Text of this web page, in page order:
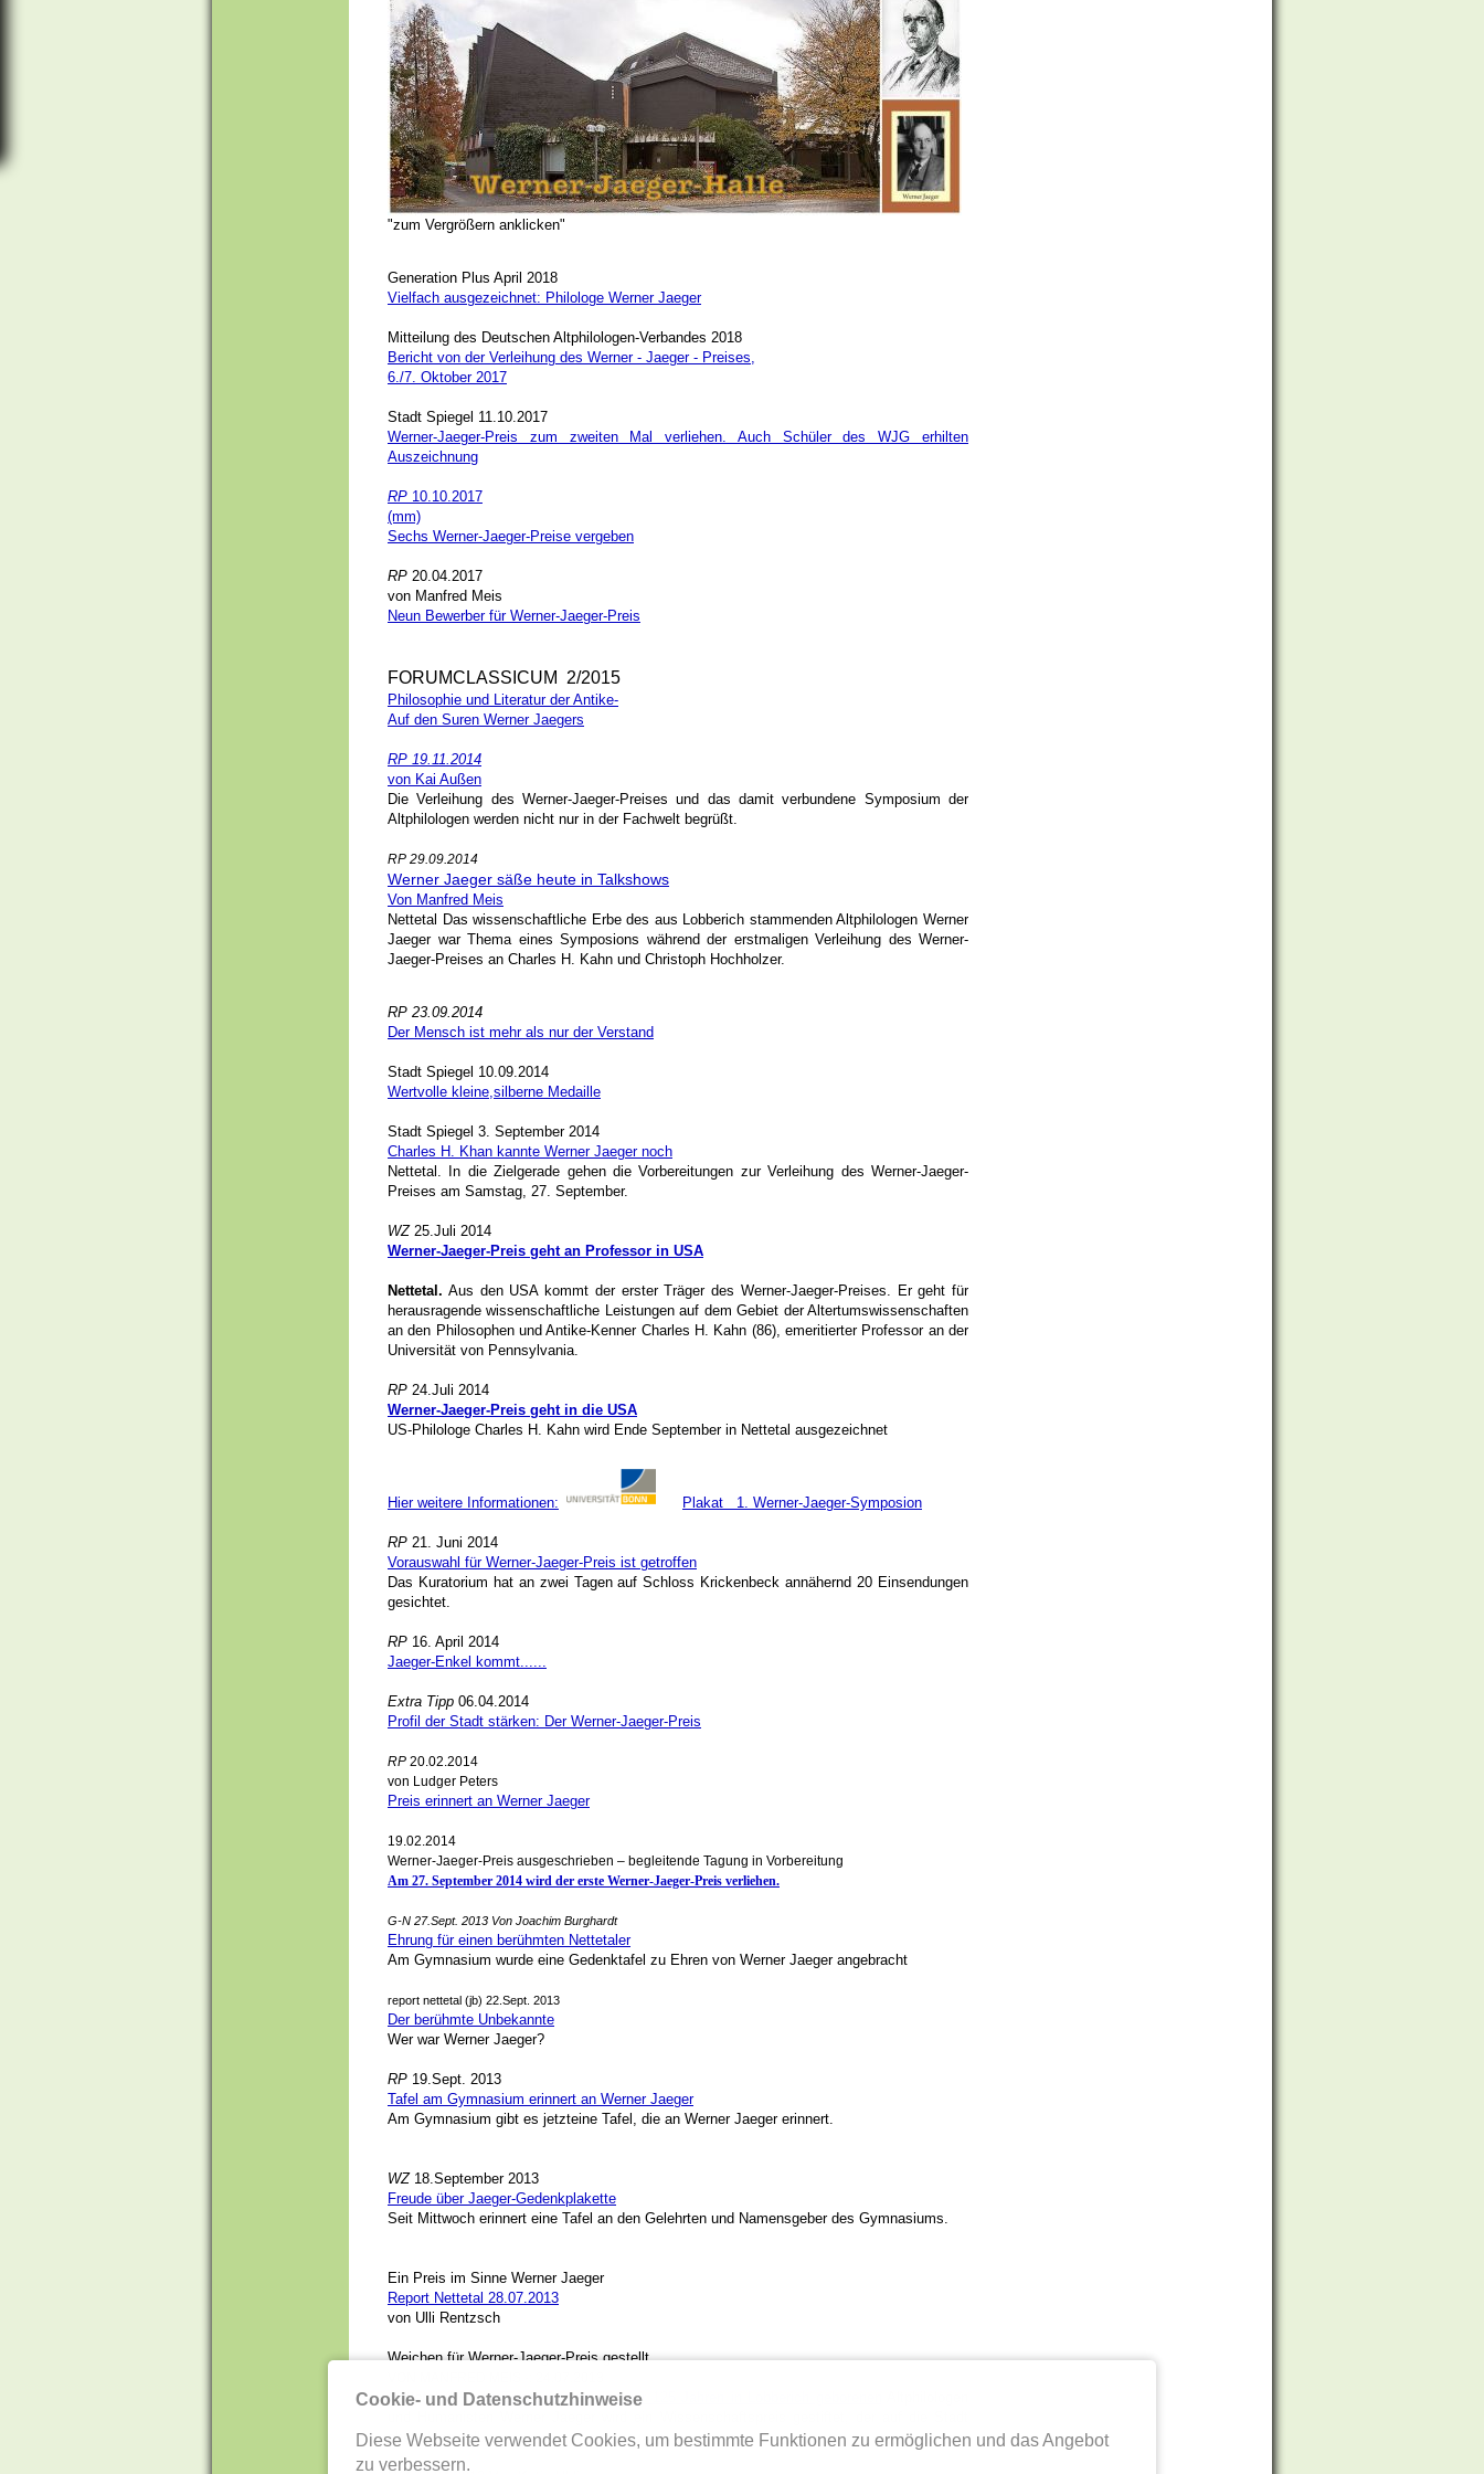
"zum Vergrößern anklicken"
Generation Plus April 2018
Vielfach ausgezeichnet: Philologe Werner Jaeger
Mitteilung des Deutschen Altphilologen-Verbandes 2018
Bericht von der Verleihung des Werner - Jaeger - Preises,
6./7. Oktober 2017
Stadt Spiegel 11.10.2017
Werner-Jaeger-Preis zum zweiten Mal verliehen. Auch Schüler des WJG erhilten
Auszeichnung
RP 10.10.2017
(mm)
Sechs Werner-Jaeger-Preise vergeben
RP 20.04.2017
von Manfred Meis
Neun Bewerber für Werner-Jaeger-Preis
FORUMCLASSICUM 2/2015
Philosophie und Literatur der Antike-
Auf den Suren Werner Jaegers
RP 19.11.2014
von Kai Außen
Die Verleihung des Werner-Jaeger-Preises und das damit verbundene Symposium der
Altphilologen werden nicht nur in der Fachwelt begrüßt.
RP 29.09.2014
Werner Jaeger säße heute in Talkshows
Von Manfred Meis
Nettetal Das wissenschaftliche Erbe des aus Lobberich stammenden Altphilologen Werner
Jaeger war Thema eines Symposions während der erstmaligen Verleihung des Werner-
Jaeger-Preises an Charles H. Kahn und Christoph Hochholzer.
RP 23.09.2014
Der Mensch ist mehr als nur der Verstand
Stadt Spiegel 10.09.2014
Wertvolle kleine,silberne Medaille
Stadt Spiegel 3. September 2014
Charles H. Khan kannte Werner Jaeger noch
Nettetal.
In die Zielgerade gehen die Vorbereitungen zur Verleihung des Werner-Jaeger-
Preises am Samstag, 27. September.
WZ 25.Juli 2014
Werner-Jaeger-Preis geht an Professor in USA
Nettetal. Aus den USA kommt der erster Träger des Werner-Jaeger-Preises. Er geht für
herausragende wissenschaftliche Leistungen auf dem Gebiet der Altertumswissenschaften
an den Philosophen und Antike-Kenner Charles H. Kahn (86), emeritierter Professor an der
Universität von Pennsylvania.
RP 24.Juli 2014
Werner-Jaeger-Preis geht in die USA
US-Philologe Charles H. Kahn wird Ende September in Nettetal ausgezeichnet
Hier weitere Informationen: Plakat 1. Werner-Jaeger-Symposion
RP 21. Juni 2014
Vorauswahl für Werner-Jaeger-Preis ist getroffen
Das Kuratorium hat an zwei Tagen auf Schloss Krickenbeck annähernd 20 Einsendungen
gesichtet.
RP 16. April 2014
Jaeger-Enkel kommt......
Extra Tipp 06.04.2014
Profil der Stadt stärken: Der Werner-Jaeger-Preis
RP 20.02.2014
von Ludger Peters
Preis erinnert an Werner Jaeger
19.02.2014
Werner-Jaeger-Preis ausgeschrieben – begleitende Tagung in Vorbereitung
Am 27. September 2014 wird der erste Werner-Jaeger-Preis verliehen.
G-N 27.Sept. 2013 Von Joachim Burghardt
Ehrung für einen berühmten Nettetaler
Am Gymnasium wurde eine Gedenktafel zu Ehren von Werner Jaeger angebracht
report nettetal (jb) 22.Sept. 2013
Der berühmte Unbekannte
Wer war Werner Jaeger?
RP 19.Sept. 2013
Tafel am Gymnasium erinnert an Werner Jaeger
Am Gymnasium gibt es jetzteine Tafel, die an Werner Jaeger erinnert.
WZ18.September 2013
Freude über Jaeger-Gedenkplakette
Seit Mittwoch erinnert eine Tafel an den Gelehrten und Namensgeber des Gymnasiums.
Ein Preis im Sinne Werner Jaeger
Report Nettetal 28.07.2013
von Ulli Rentzsch
Weichen für Werner-Jaeger-Preis gestellt
Nettetal (RP). In Erinnerung an den vor 125 Jahren in Lobberich geborenen
abstrahlen soll.
Cookie- und Datenschutzhinweise
Diese Webseite verwendet Cookies, um bestimmte Funktionen zu ermöglichen und das Angebot
zu verbessern.